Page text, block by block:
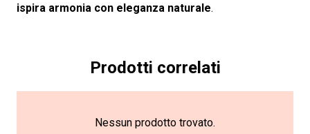
ispira armonia con eleganza naturale.
Prodotti correlati
Nessun prodotto trovato.